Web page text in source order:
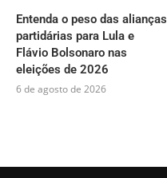
Entenda o peso das alianças
partidárias para Lula e
Flávio Bolsonaro nas
eleições de 2026
6 de agosto de 2026